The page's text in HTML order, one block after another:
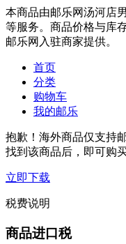
本商品由邮乐网汤河店
等服务。商品价格与库
邮乐网入驻商家提供。
首页
分类
购物车
我的邮乐
抱歉！海外商品仅支持
找到该商品后，即可购买
立即下载
税费说明
商品进口税